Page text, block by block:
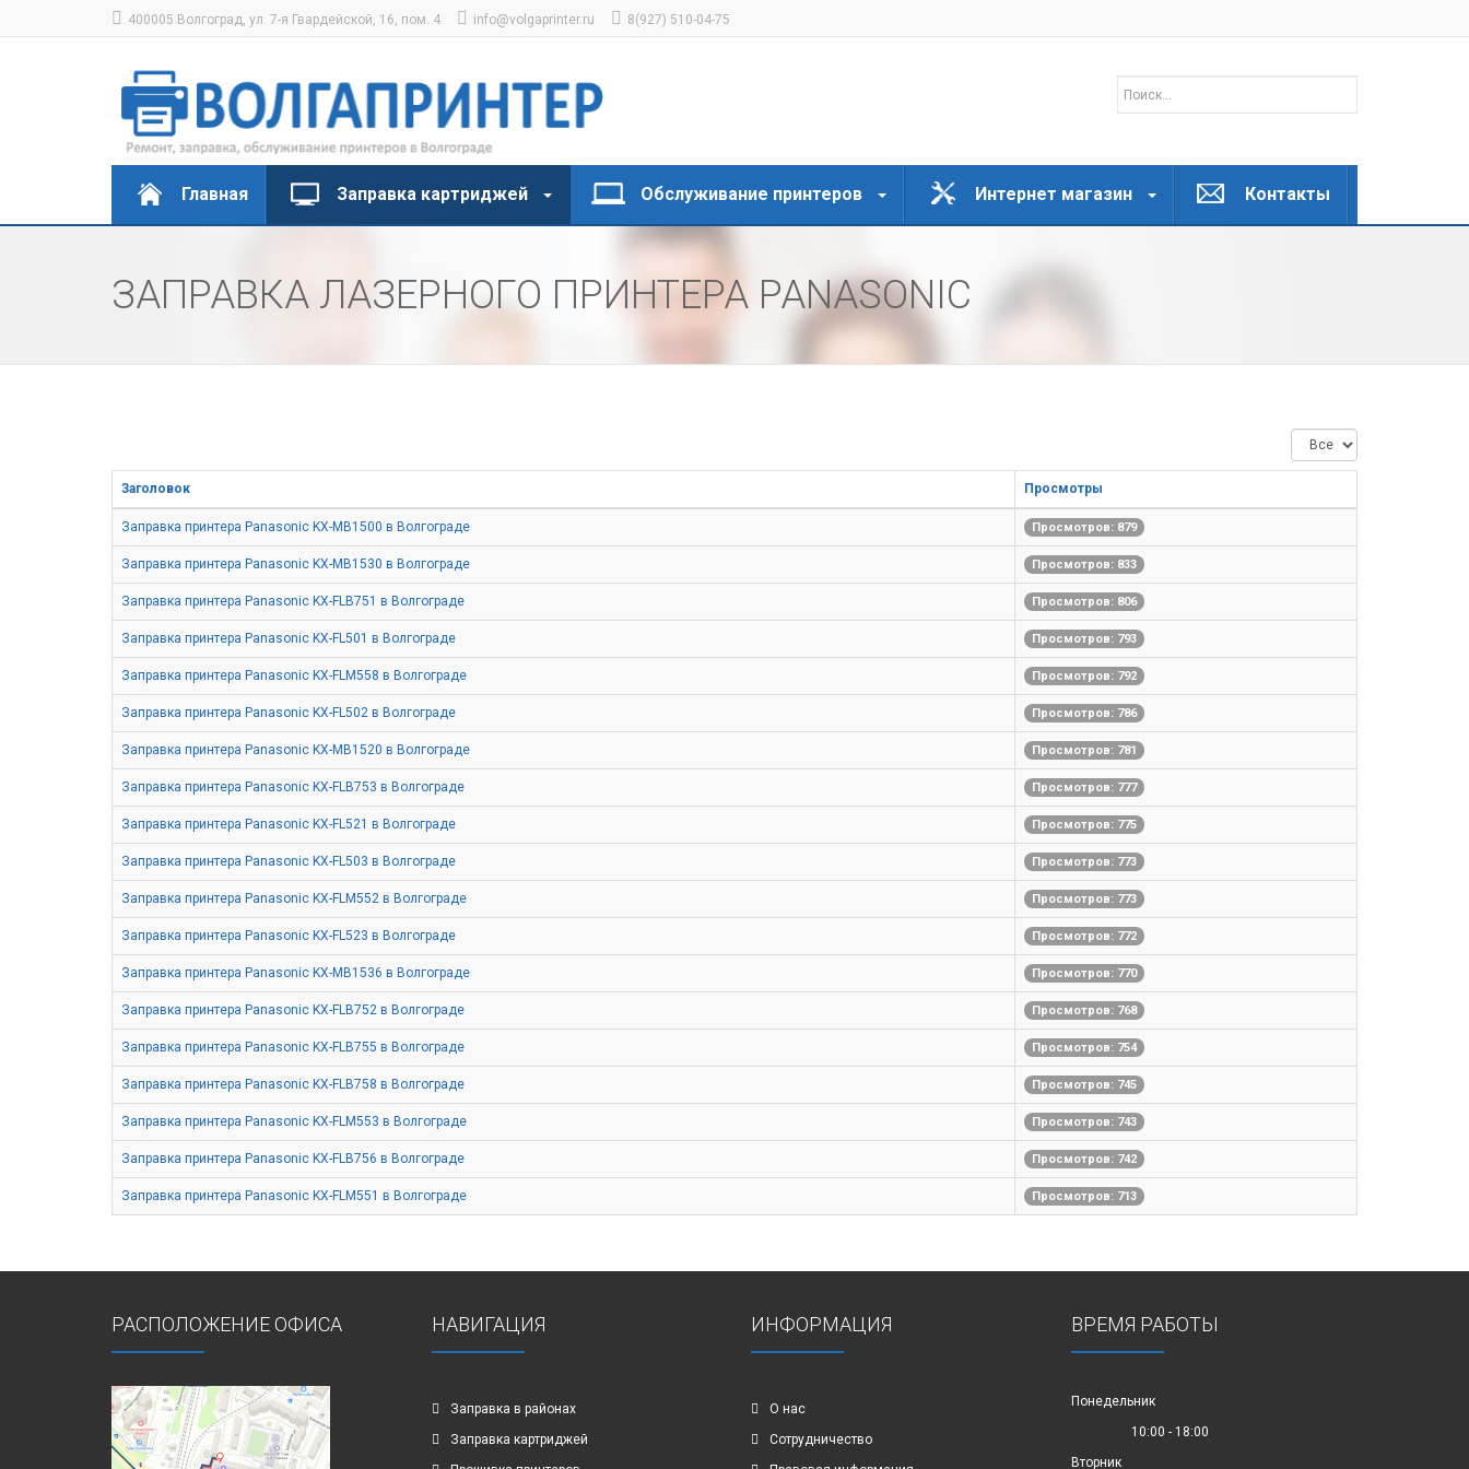
400005 Волгоград, ул. 7-я Гвардейской, 16, пом. 4 info@volgaprinter.ru 8(927) 510-04-75
Главная Заправка картриджей Обслуживание принтеров Интернет магазин Контакты
ЗАПРАВКА ЛАЗЕРНОГО ПРИНТЕРА PANASONIC
Кол-
во
строк:
Заголовок
Просмотры
Заправка принтера Panasonic KX-MB1500 в Волгограде Просмотров: 879
Заправка принтера Panasonic KX-MB1530 в Волгограде Просмотров: 833
Заправка принтера Panasonic KX-FLB751 в Волгограде Просмотров: 806
Заправка принтера Panasonic KX-FL501 в Волгограде Просмотров: 793
Заправка принтера Panasonic KX-FLM558 в Волгограде Просмотров: 792
Заправка принтера Panasonic KX-FL502 в Волгограде Просмотров: 786
Заправка принтера Panasonic KX-MB1520 в Волгограде Просмотров: 781
Заправка принтера Panasonic KX-FLB753 в Волгограде Просмотров: 777
Заправка принтера Panasonic KX-FL521 в Волгограде Просмотров: 775
Заправка принтера Panasonic KX-FL503 в Волгограде Просмотров: 773
Заправка принтера Panasonic KX-FLM552 в Волгограде Просмотров: 773
Заправка принтера Panasonic KX-FL523 в Волгограде Просмотров: 772
Заправка принтера Panasonic KX-MB1536 в Волгограде Просмотров: 770
Заправка принтера Panasonic KX-FLB752 в Волгограде Просмотров: 768
Заправка принтера Panasonic KX-FLB755 в Волгограде Просмотров: 754
Заправка принтера Panasonic KX-FLB758 в Волгограде Просмотров: 745
Заправка принтера Panasonic KX-FLM553 в Волгограде Просмотров: 743
Заправка принтера Panasonic KX-FLB756 в Волгограде Просмотров: 742
Заправка принтера Panasonic KX-FLM551 в Волгограде Просмотров: 713
РАСПОЛОЖЕНИЕ ОФИСА НАВИГАЦИЯ
Заправка в районах
Заправка картриджей
ИНФОРМАЦИЯ
О нас
Сотрудничество
ВРЕМЯ РАБОТЫ
Понедельник
10:00 - 18:00
Вторник